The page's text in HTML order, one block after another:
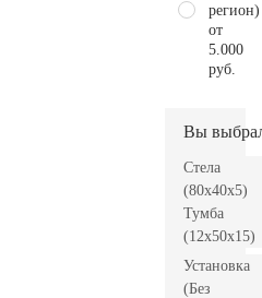
регион)
от
5.000
руб.
Вы
Стела
(80x40x5)
Тумба
(12x50x15)
Установка
(Без